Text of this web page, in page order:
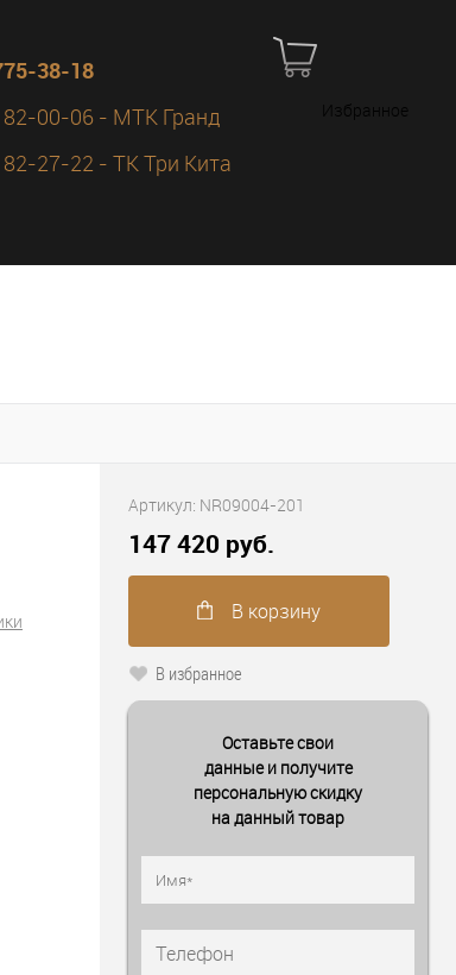
38-18
00-06 - МТК Гранд
27-22 - ТК Три Кита
Избранное
Артикул: NR09004-201
147 420 руб.
В корзину
В избранное
Оставьте свои
данные и получите
персональную скидку
на данный товар